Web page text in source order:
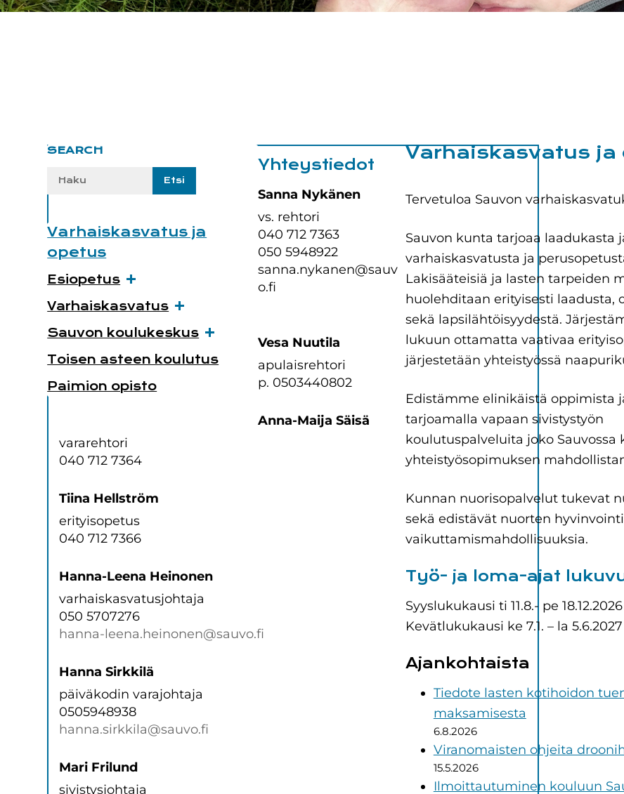
Varhaiskasvatus ja
Tervetuloa Sauvon
Sauvon kunta tarjoaa laadukasta
varhaiskasvatusta ja
Lakisääteisiä ja lasten tarpeiden
huolehditaan erityisesti laadusta,
sekä lapsilähtöisyydestä.
lukuun ottamatta vaativaa
järjestetään yhteistyössä
Edistämme elinikäistä oppimista
tarjoamalla vapaan sivistystyön
koulutuspalveluita joko Sauvossa
yhteistyösopimuksen
Kunnan nuorisopalvelut tukevat
sekä edistävät nuorten
vaikuttamismahdollisuuksia.
Työ- ja loma-ajat
Syyslukukausi ti 11.8.- pe
Kevätlukukausi ke 7.1. – la
Ajankohtaista
Tiedote lasten kotihoidon
maksamisesta
6.8.2026
Viranomaisten ohjeita
15.5.2026
Ilmoittautuminen kouluun
Ensisijainen
SEARCH
Etsi
Varhaiskasvatus ja
opetus
Esiopetus
Varhaiskasvatus
Sauvon koulukeskus
Toisen asteen koulutus
Paimion opisto
Yhteystiedot
Sanna Nykänen
vs. rehtori
040 712 7363
050 5948922
sanna.nykanen@sauv
o.fi
Vesa Nuutila
apulaisrehtori
p. 0503440802
Anna-Maija Säisä
vararehtori
040 712 7364
Tiina Hellström
erityisopetus
040 712 7366
Hanna-Leena Heinonen
varhaiskasvatusjohtaja
050 5707276
hanna-leena.heinonen@sauvo.fi
Hanna Sirkkilä
päiväkodin varajohtaja
0505948938
hanna.sirkkila@sauvo.fi
Mari Frilund
sivistysjohtaja